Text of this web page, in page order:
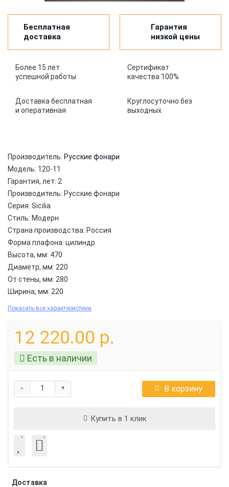
Бесплатная
доставка
Гарантия
низкой цены
Более 15 лет
успешной работы
Сертификат
качества 100%
Доставка бесплатная
и оперативная
Круглосуточно без
выходных
Производитель: Русские фонари
Модель: 120-11
Гарантия, лет: 2
Производитель: Русские фонари
Серия: Sicilia
Стиль: Модерн
Страна производства: Россия
Форма плафона: цилиндр
Высота, мм: 470
Диаметр, мм: 220
От стены, мм: 280
Ширина, мм: 220
Показать все характеристики
12 220.00 р.
Есть в наличии
+
- В корзину
Купить в 1 клик
Доставка